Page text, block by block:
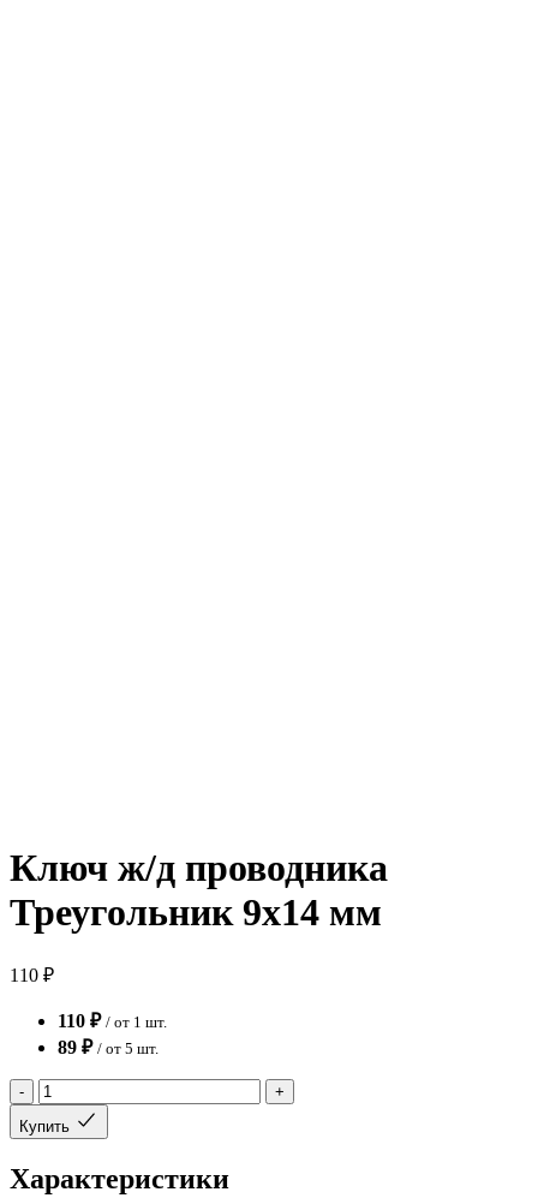
Ключ ж/д проводника
Треугольник 9х14 мм
110 ₽
110 ₽ / от 1 шт.
89 ₽ / от 5 шт.
-
+
Купить
Характеристики